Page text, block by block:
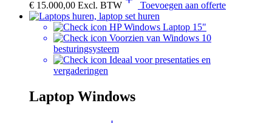
€ 15.000,00 Excl. BTW Toevoegen aan offerte
HP Windows Laptop 15"
Voorzien van Windows 10
besturingsysteem
Ideaal voor presentaties en
vergaderingen
Laptop Windows